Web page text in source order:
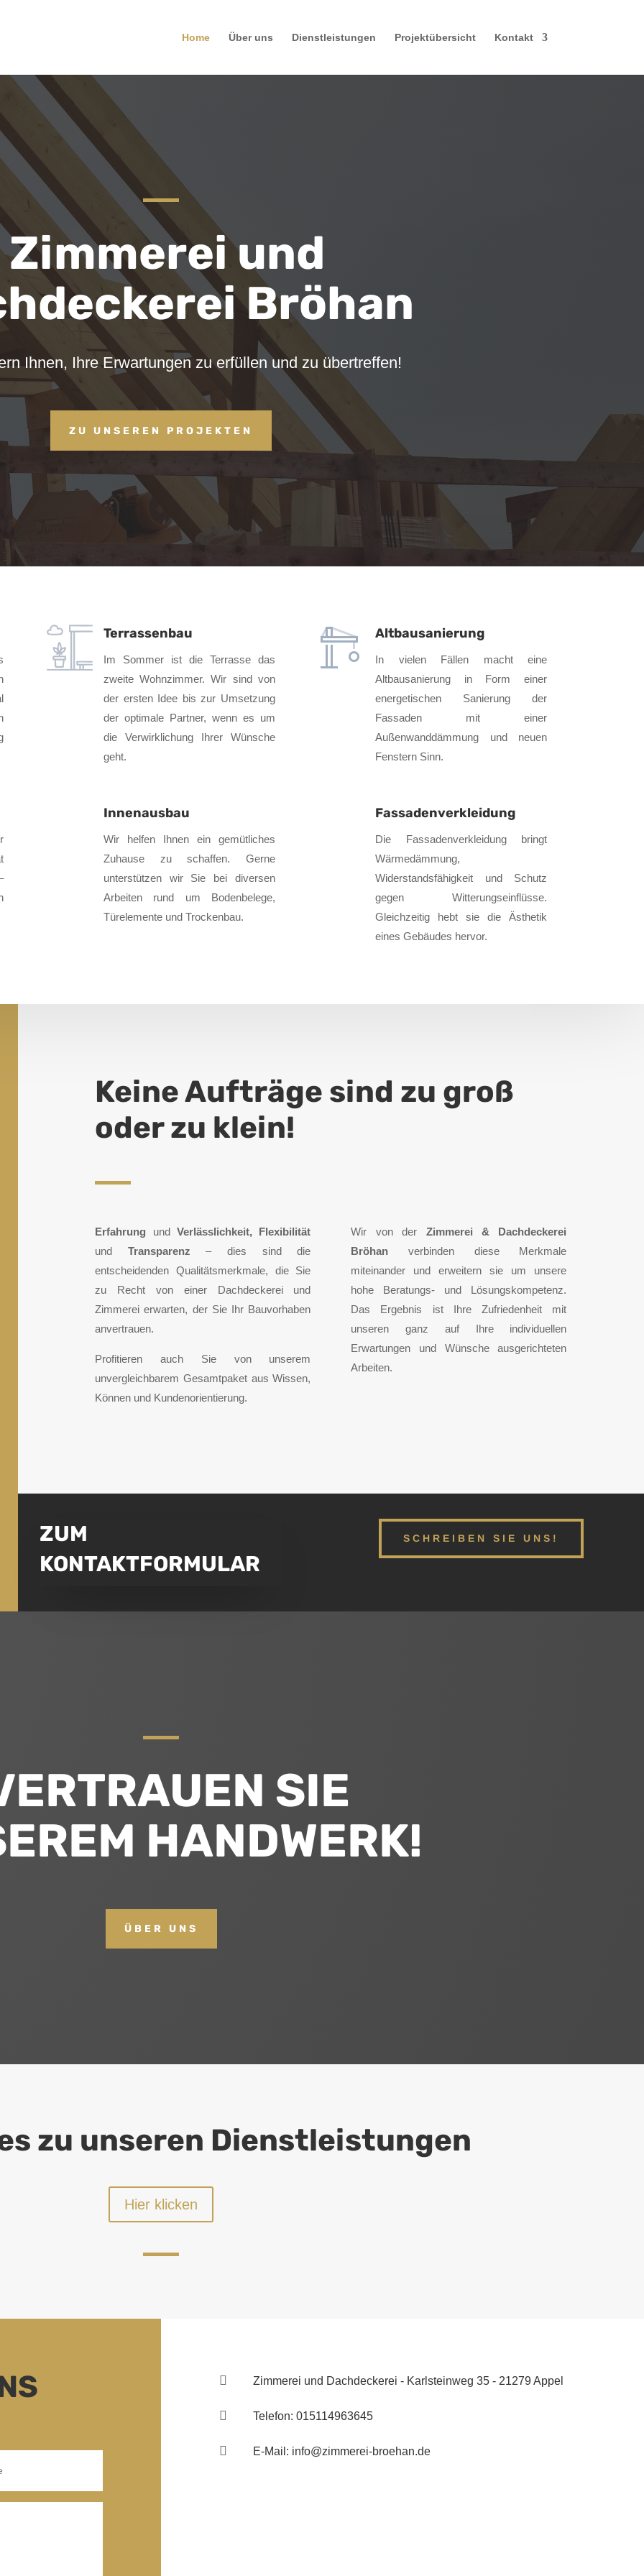
Home Über uns Dienstleistungen Projektübersicht Kontakt
Zimmerei und
Bröhan
Ihnen, Ihre Erwartungen zu erfüllen und zu übertreffen!
ZU UNSEREN PROJEKTEN
Terrassenbau
Im Sommer ist die Terrasse das
zweite Wohnzimmer. Wir sind von
der ersten Idee bis zur Umsetzung
der optimale Partner, wenn es um
die Verwirklichung Ihrer Wünsche
geht.
Altbausanierung
In vielen Fällen macht eine
Altbausanierung in Form einer
energetischen Sanierung der
Fassaden mit einer
Außenwanddämmung und neuen
Fenstern Sinn.
Innenausbau
Wir helfen Ihnen ein gemütliches
Zuhause zu schaffen. Gerne
unterstützen wir Sie bei diversen
Arbeiten rund um Bodenbelege,
Türelemente und Trockenbau.
Fassadenverkleidung
Die Fassadenverkleidung bringt
Wärmedämmung,
Widerstandsfähigkeit und Schutz
gegen Witterungseinflüsse.
Gleichzeitig hebt sie die Ästhetik
eines Gebäudes hervor.
Keine Aufträge sind zu groß
oder zu klein!
Erfahrung undVerlässlichkeit, Flexibilität
und Transparenz – dies sind die
entscheidenden Qualitätsmerkmale, die Sie
zu Recht von einer Dachdeckerei und
Zimmerei erwarten, der Sie Ihr Bauvorhaben
anvertrauen.
Profitieren auch Sie von unserem
unvergleichbarem Gesamtpaket aus Wissen,
Können und Kundenorientierung.
Wir von der Zimmerei & Dachdeckerei
Bröhan verbinden diese Merkmale
miteinander und erweitern sie um unsere
hohe Beratungs- und Lösungskompetenz.
Das Ergebnis ist Ihre Zufriedenheit mit
unseren ganz auf Ihre individuellen
Erwartungen und Wünsche ausgerichteten
Arbeiten.
ZUM
KONTAKTFORMULAR
SCHREIBEN SIE UNS!
SIE
HANDWERK!
ÜBER UNS
zu unseren Dienstleistungen
Hier klicken
 Zimmerei und Dachdeckerei - Karlsteinweg 35 - 21279 Appel
 Telefon: 015114963645
 E-Mail: info@zimmerei-broehan.de